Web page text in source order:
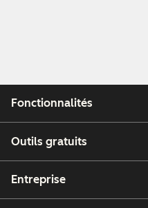
Fonctionnalités
Outils gratuits
Entreprise